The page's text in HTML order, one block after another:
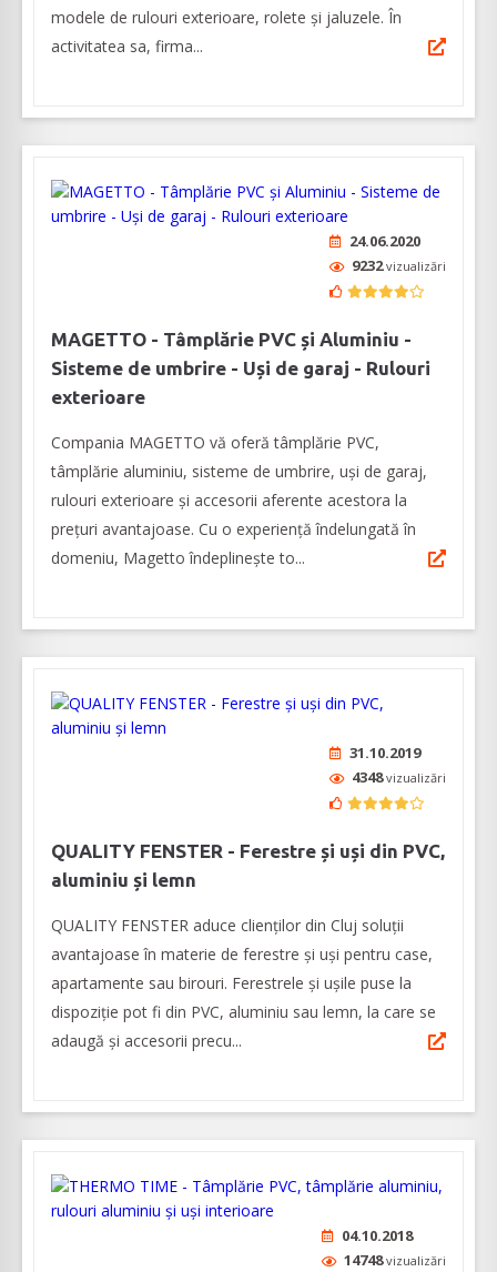
modele de rulouri exterioare, rolete și jaluzele. În
activitatea sa, firma...
24.06.2020
9232vizualizări
MAGETTO - Tâmplărie PVC și Aluminiu -
Sisteme de umbrire - Uși de garaj - Rulouri
exterioare
Compania MAGETTO vă oferă tâmplărie PVC,
tâmplărie aluminiu, sisteme de umbrire, uși de garaj,
rulouri exterioare și accesorii aferente acestora la
prețuri avantajoase. Cu o experiență îndelungată în
domeniu, Magetto îndeplinește to...
31.10.2019
4348vizualizări
QUALITY FENSTER - Ferestre și uși din PVC,
aluminiu și lemn
QUALITY FENSTER aduce clienților din Cluj soluții
avantajoase în materie de ferestre și uși pentru case,
apartamente sau birouri. Ferestrele și ușile puse la
dispoziție pot fi din PVC, aluminiu sau lemn, la care se
adaugă și accesorii precu...
04.10.2018
14748vizualizări